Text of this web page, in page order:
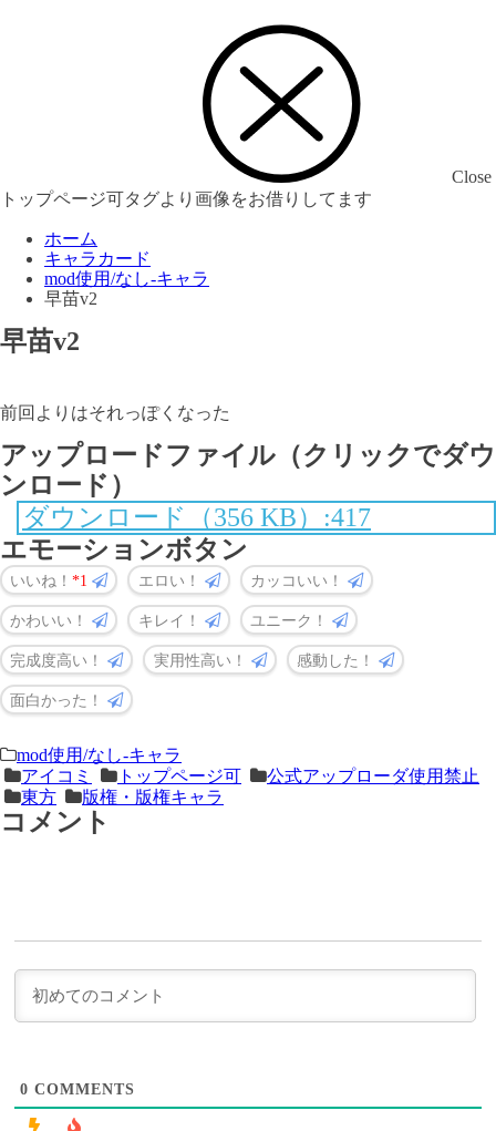
Close
トップページ可タグより画像をお借りしてます
ホーム
キャラカード
mod使用/なし-キャラ
早苗v2
早苗v2
前回よりはそれっぽくなった
アップロードファイル（クリックでダウ
ンロード）
ダウンロード（356 KB）:417
エモーションボタン
いいね！ 1 エロい！ カッコいい！
かわいい！ キレイ！ ユニーク！
完成度高い！ 実用性高い！ 感動した！
面白かった！
＜
次
の
前
の
記
mod使用/なし-キャラ
アイコミ
トップページ可
公式アップローダ使用禁止
東方
版権・版権キャラ
コメント
0 COMMENTS